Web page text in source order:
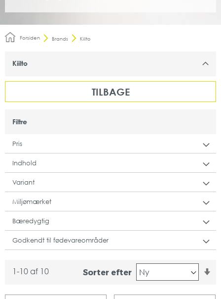
Forsiden Brands Kiilto
1-10 af 10 Sorter efter
Kiilto
TILBAGE
Filtre
Pris
Indhold
Variant
Miljømærket
Bæredygtig
Godkendt til fødevareområder